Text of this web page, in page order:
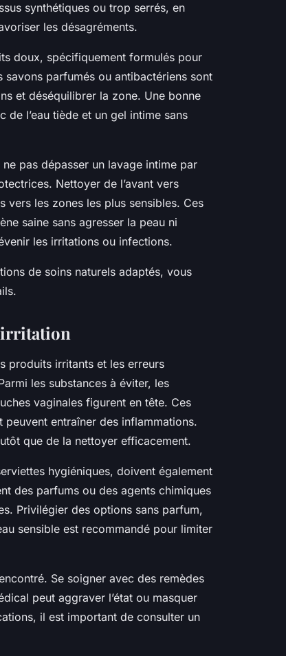
synthétiques ou trop serrés, en
les désagréments.
doux, spécifiquement formulés pour
parfumés ou antibactériens sont
et déséquilibrer la zone. Une bonne
l’eau tiède et un gel intime sans
pas dépasser un lavage intime par
Nettoyer de l’avant vers
vers les zones les plus sensibles. Ces
saine sans agresser la peau ni
les irritations ou infections.
de soins naturels adaptés, vous
produits irritants et les erreurs
les substances à éviter, les
vaginales figurent en tête. Ces
entraîner des inflammations.
que de la nettoyer efficacement.
hygiéniques, doivent également
des parfums ou des agents chimiques
Privilégier des options sans parfum,
sensible est recommandé pour limiter
Se soigner avec des remèdes
peut aggraver l’état ou masquer
il est important de consulter un